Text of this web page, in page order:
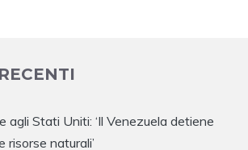
agli Stati Uniti: ‘Il Venezuela detiene
risorse naturali’